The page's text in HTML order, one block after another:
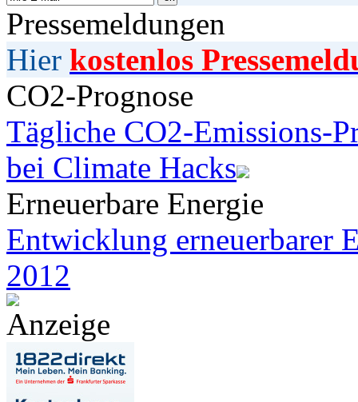
Pressemeldungen
Hier kostenlos
CO2-Prognose
Tägliche CO2-Emissions-
bei Climate Hacks
Erneuerbare Energie
Entwicklung erneuerbarer
2012
Anzeige